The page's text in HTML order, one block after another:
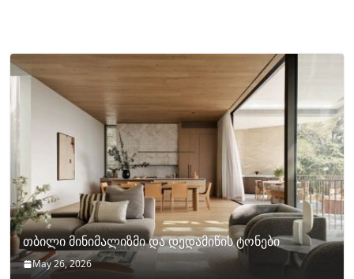
თბილი მინიმალიზმი და დედამიწის ტონები
May 26, 2026